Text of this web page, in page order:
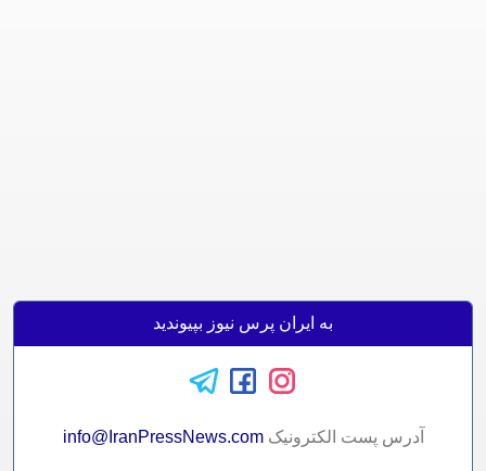
به ایران پرس نیوز بپیوندید
آدرس پست الکترونيکinfo@IranPressNews.com